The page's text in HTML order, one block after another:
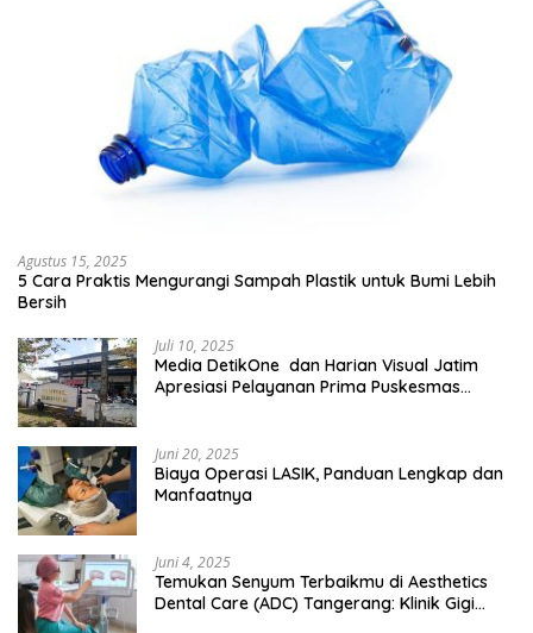
Agustus 15, 2025
5 Cara Praktis Mengurangi Sampah Plastik untuk Bumi Lebih
Bersih
Juli 10, 2025
Media DetikOne dan Harian Visual Jatim
Apresiasi Pelayanan Prima Puskesmas
Juni 20, 2025
Biaya Operasi LASIK, Panduan Lengkap dan
Manfaatnya
Juni 4, 2025
Temukan Senyum Terbaikmu di Aesthetics
Dental Care (ADC) Tangerang: Klinik Gigi